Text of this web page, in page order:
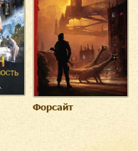
Форсайт